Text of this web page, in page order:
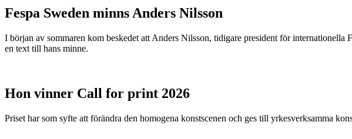
Fespa Sweden minns Anders Nilsson
I början av sommaren kom beskedet att Anders Nilsson, tidigare president för
en text till hans minne.
Hon vinner Call for print 2026
Priset har som syfte att förändra den homogena konstscenen och ges till yrkesverksamma